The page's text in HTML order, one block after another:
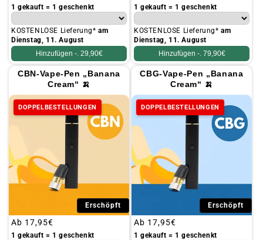
Preis
1 gekauft = 1 geschenkt
KOSTENLOSE Lieferung*am
Dienstag, 11. August
Hinzufügen -. 29,90€
Preis
1 gekauft = 1 geschenkt
KOSTENLOSE Lieferung*am
Dienstag, 11. August
Hinzufügen -. 79,90€
CBN-Vape-Pen „Banana
Cream“ 🍌
DOPPELBESTELLUNGEN
Erschöpft
Üblicher
Preis
Ab 17,95€
1 gekauft = 1 geschenkt
CBG-Vape-Pen „Banana
Cream“ 🍌
DOPPELBESTELLUNGEN
Erschöpft
Üblicher
Preis
Ab 17,95€
1 gekauft = 1 geschenkt